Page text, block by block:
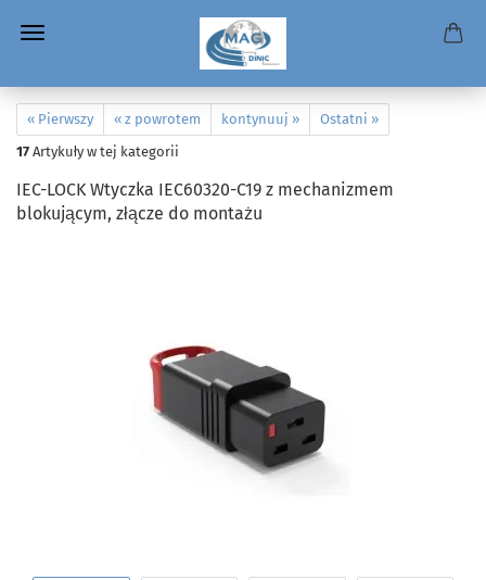
« Pierwszy « z powrotem kontynuuj »
Ostatni »
17 Artykuły w tej kategorii
IEC-LOCK Wtyczka IEC60320-C19 z mechanizmem
blokującym, złącze do montażu